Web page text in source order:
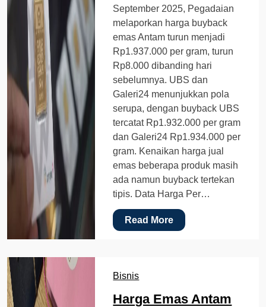
September 2025, Pegadaian
melaporkan harga buyback
emas Antam turun menjadi
Rp1.937.000 per gram, turun
Rp8.000 dibanding hari
sebelumnya. UBS dan
Galeri24 menunjukkan pola
serupa, dengan buyback UBS
tercatat Rp1.932.000 per gram
dan Galeri24 Rp1.934.000 per
gram. Kenaikan harga jual
emas beberapa produk masih
ada namun buyback tertekan
tipis. Data Harga Per…
Read More
Bisnis
Harga Emas Antam